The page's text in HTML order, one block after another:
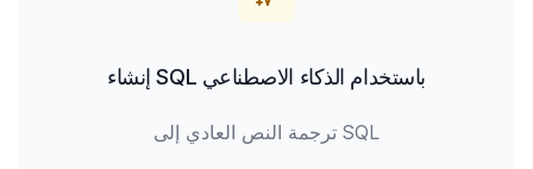
إنشاء SQL باستخدام الذكاء الاصطناعي
ترجمة النص العادي إلى SQL